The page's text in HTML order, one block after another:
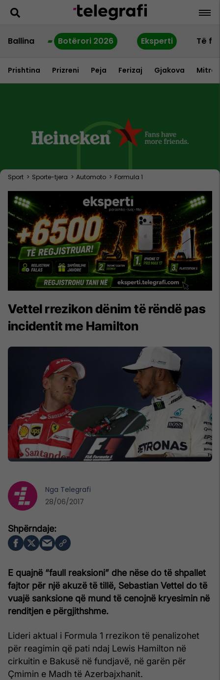
Ballina Botërori 2026 Eksperti Të
Prishtina Prizreni Peja Ferizaj Gjakova
Sport > Sporte-tjera > Automoto > Formula 1
Vettel rrezikon dënim të rëndë pas
incidentit me Hamilton
E quajnë “faull reaksioni” dhe nëse do të shpallet
fajtor për një akuzë të tillë, Sebastian Vettel do të
vuajë sanksione që mund të cenojnë kryesimin në
renditjen e përgjithshme.
Lideri aktual i Formula 1 rrezikon të penalizohet
për reagimin që pati ndaj Lewis Hamilton në
cirkuitin e Bakusë në fundjavë, në garën për
Çmimin e Madh të Azerbajxhanit.
Nga Telegrafi
28/06/2017